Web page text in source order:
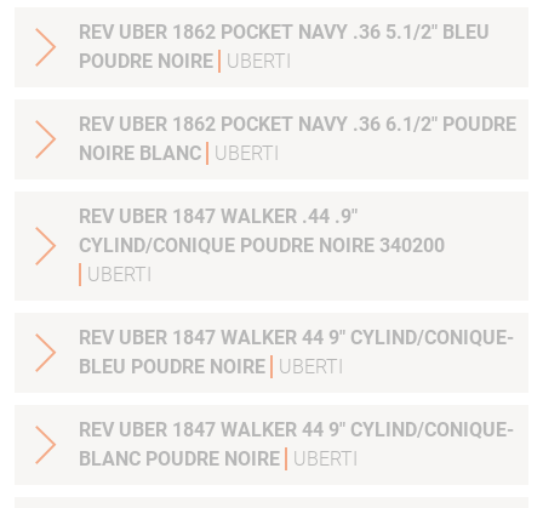
REV UBER 1862 POCKET NAVY .36 5.1/2" BLEU
POUDRE NOIRE
UBERTI
REV UBER 1862 POCKET NAVY .36 6.1/2" POUDRE
NOIRE BLANC
UBERTI
REV UBER 1847 WALKER .44 .9"
CYLIND/CONIQUE POUDRE NOIRE 340200
UBERTI
REV UBER 1847 WALKER 44 9" CYLIND/CONIQUE-
BLEU POUDRE NOIRE
UBERTI
REV UBER 1847 WALKER 44 9" CYLIND/CONIQUE-
BLANC POUDRE NOIRE
UBERTI